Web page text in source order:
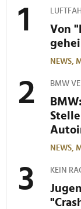
weiteren Daten
haben oder die
gesammelt
Von
NEWS,
BMW
NEWS,
KEIN